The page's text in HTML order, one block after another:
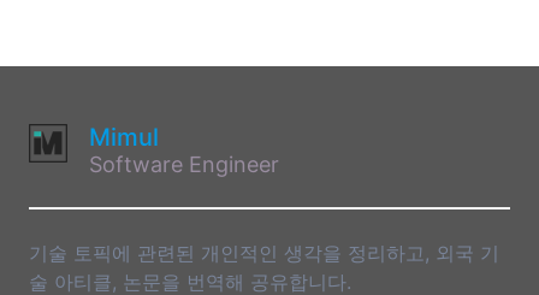
Mimul
Software Engineer
기술 토픽에 관련된 개인적인 생각을 정리하고, 외국 기
술 아티클, 논문을 번역해 공유합니다.